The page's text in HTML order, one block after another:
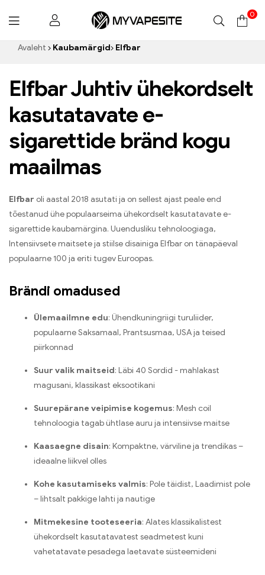
Myvapesite.de
0
Avaleht Kaubamärgid Elfbar
Elfbar Juhtiv ühekordselt
kasutatavate e-
sigarettide bränd kogu
maailmas
Elfbar oli aastal 2018 asutati ja on sellest ajast peale end
tõestanud ühe populaarseima ühekordselt kasutatavate e-
sigarettide kaubamärgina. Uuendusliku tehnoloogiaga,
Intensiivsete maitsete ja stiilse disainiga Elfbar on tänapäeval
populaarne 100 ja eriti tugev Euroopas.
Brändi omadused
Ülemaailmne edu: Ühendkuningriigi turuliider,
populaarne Saksamaal, Prantsusmaa, USA ja teised
piirkonnad
Suur valik maitseid: Läbi 40 Sordid - mahlakast
magusani, klassikast eksootikani
Suurepärane veipimise kogemus: Mesh coil
tehnoloogia tagab ühtlase auru ja intensiivse maitse
Kaasaegne disain: Kompaktne, värviline ja trendikas –
ideaalne liikvel olles
Kohe kasutamiseks valmis: Pole täidist, Laadimist pole
– lihtsalt pakkige lahti ja nautige
Mitmekesine tooteseeria: Alates klassikalistest
ühekordselt kasutatavatest seadmetest kuni
vahetatavate pesadega laetavate süsteemideni